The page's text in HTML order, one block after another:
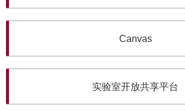
Canvas
实验室开放共享平台